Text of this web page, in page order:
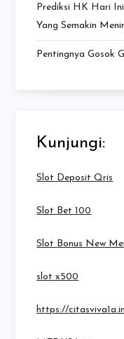
Prediksi HK Hari
Yang Semakin
Pentingnya Gosok
Kunjungi:
Slot Deposit Qris
Slot Bet 100
Slot Bonus New
slot x500
https://